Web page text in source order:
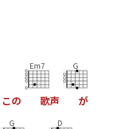
この
Em7
歌声
G
が
G D